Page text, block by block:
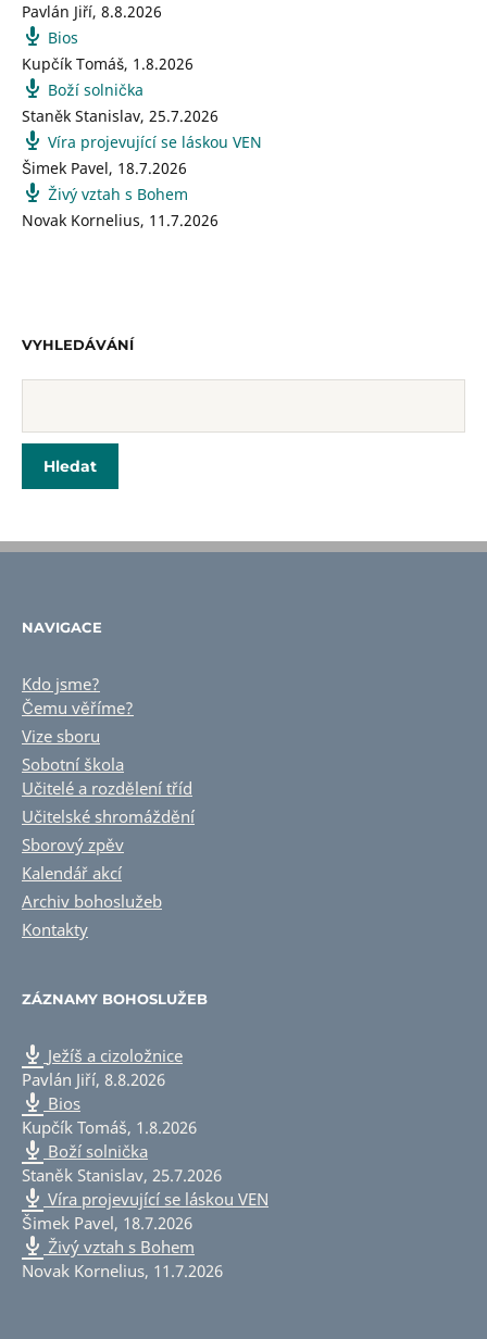
Pavlán Jiří, 8.8.2026
Bios
Kupčík Tomáš, 1.8.2026
Boží solnička
Staněk Stanislav, 25.7.2026
Víra projevující se láskou VEN
Šimek Pavel, 18.7.2026
Živý vztah s Bohem
Novak Kornelius, 11.7.2026
VYHLEDÁVÁNÍ
NAVIGACE
Kdo jsme?
Čemu věříme?
Vize sboru
Sobotní škola
Učitelé a rozdělení tříd
Učitelské shromáždění
Sborový zpěv
Kalendář akcí
Archiv bohoslužeb
Kontakty
ZÁZNAMY BOHOSLUŽEB
Ježíš a cizoložnice
Pavlán Jiří, 8.8.2026
Bios
Kupčík Tomáš, 1.8.2026
Boží solnička
Staněk Stanislav, 25.7.2026
Víra projevující se láskou VEN
Šimek Pavel, 18.7.2026
Živý vztah s Bohem
Novak Kornelius, 11.7.2026